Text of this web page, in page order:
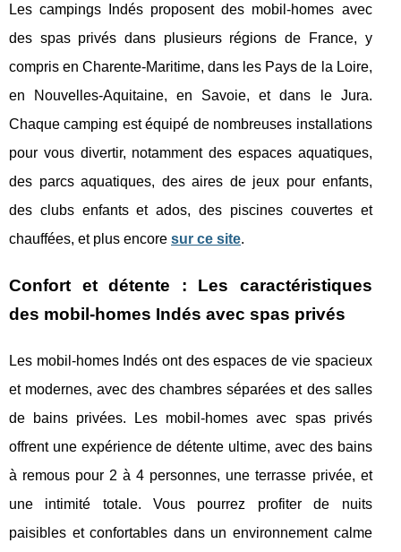
Les campings Indés proposent des mobil-homes avec
des spas privés dans plusieurs régions de France, y
compris en Charente-Maritime, dans les Pays de la Loire,
en Nouvelles-Aquitaine, en Savoie, et dans le Jura.
Chaque camping est équipé de nombreuses installations
pour vous divertir, notamment des espaces aquatiques,
des parcs aquatiques, des aires de jeux pour enfants,
des clubs enfants et ados, des piscines couvertes et
chauffées, et plus encore sur ce site.
Confort et détente : Les caractéristiques
des mobil-homes Indés avec spas privés
Les mobil-homes Indés ont des espaces de vie spacieux
et modernes, avec des chambres séparées et des salles
de bains privées. Les mobil-homes avec spas privés
offrent une expérience de détente ultime, avec des bains
à remous pour 2 à 4 personnes, une terrasse privée, et
une intimité totale. Vous pourrez profiter de nuits
paisibles et confortables dans un environnement calme